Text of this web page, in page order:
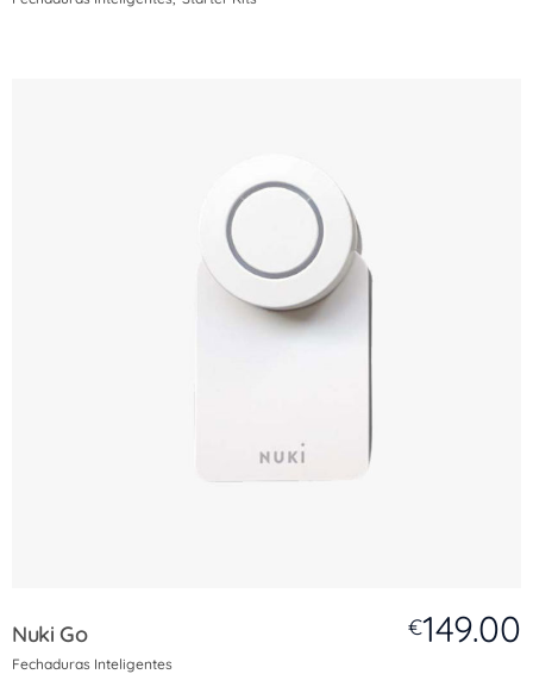
Nuki Go €149.00
Fechaduras Inteligentes